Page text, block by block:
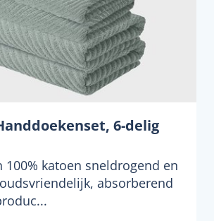
6-delig
100% katoen sneldrogend en
absorberend